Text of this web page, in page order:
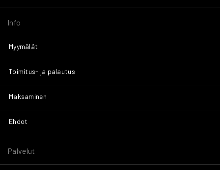
Info
Myymälät
Toimitus- ja palautus
Maksaminen
Ehdot
Palvelut